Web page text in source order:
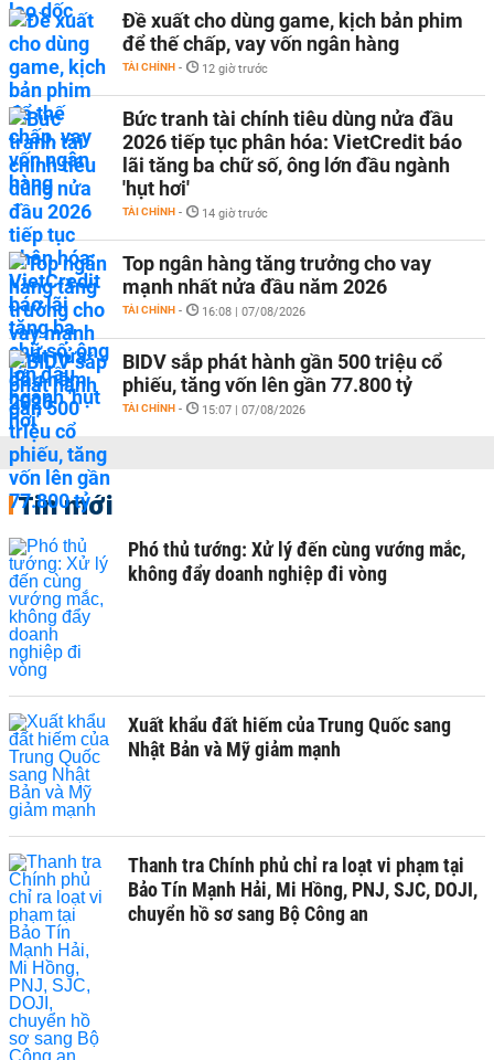
Đề xuất cho dùng game, kịch bản phim
để thế chấp, vay vốn ngân hàng
TÀI CHÍNH - 12 giờ trước
Bức tranh tài chính tiêu dùng nửa đầu
2026 tiếp tục phân hóa: VietCredit báo
lãi tăng ba chữ số, ông lớn đầu ngành
'hụt hơi'
TÀI CHÍNH - 14 giờ trước
Top ngân hàng tăng trưởng cho vay
mạnh nhất nửa đầu năm 2026
TÀI CHÍNH - 16:08 | 07/08/2026
BIDV sắp phát hành gần 500 triệu cổ
phiếu, tăng vốn lên gần 77.800 tỷ
TÀI CHÍNH - 15:07 | 07/08/2026
Tin mới
Phó thủ tướng: Xử lý đến cùng vướng mắc,
không đẩy doanh nghiệp đi vòng
Xuất khẩu đất hiếm của Trung Quốc sang
Nhật Bản và Mỹ giảm mạnh
Thanh tra Chính phủ chỉ ra loạt vi phạm tại
Bảo Tín Mạnh Hải, Mi Hồng, PNJ, SJC, DOJI,
chuyển hồ sơ sang Bộ Công an